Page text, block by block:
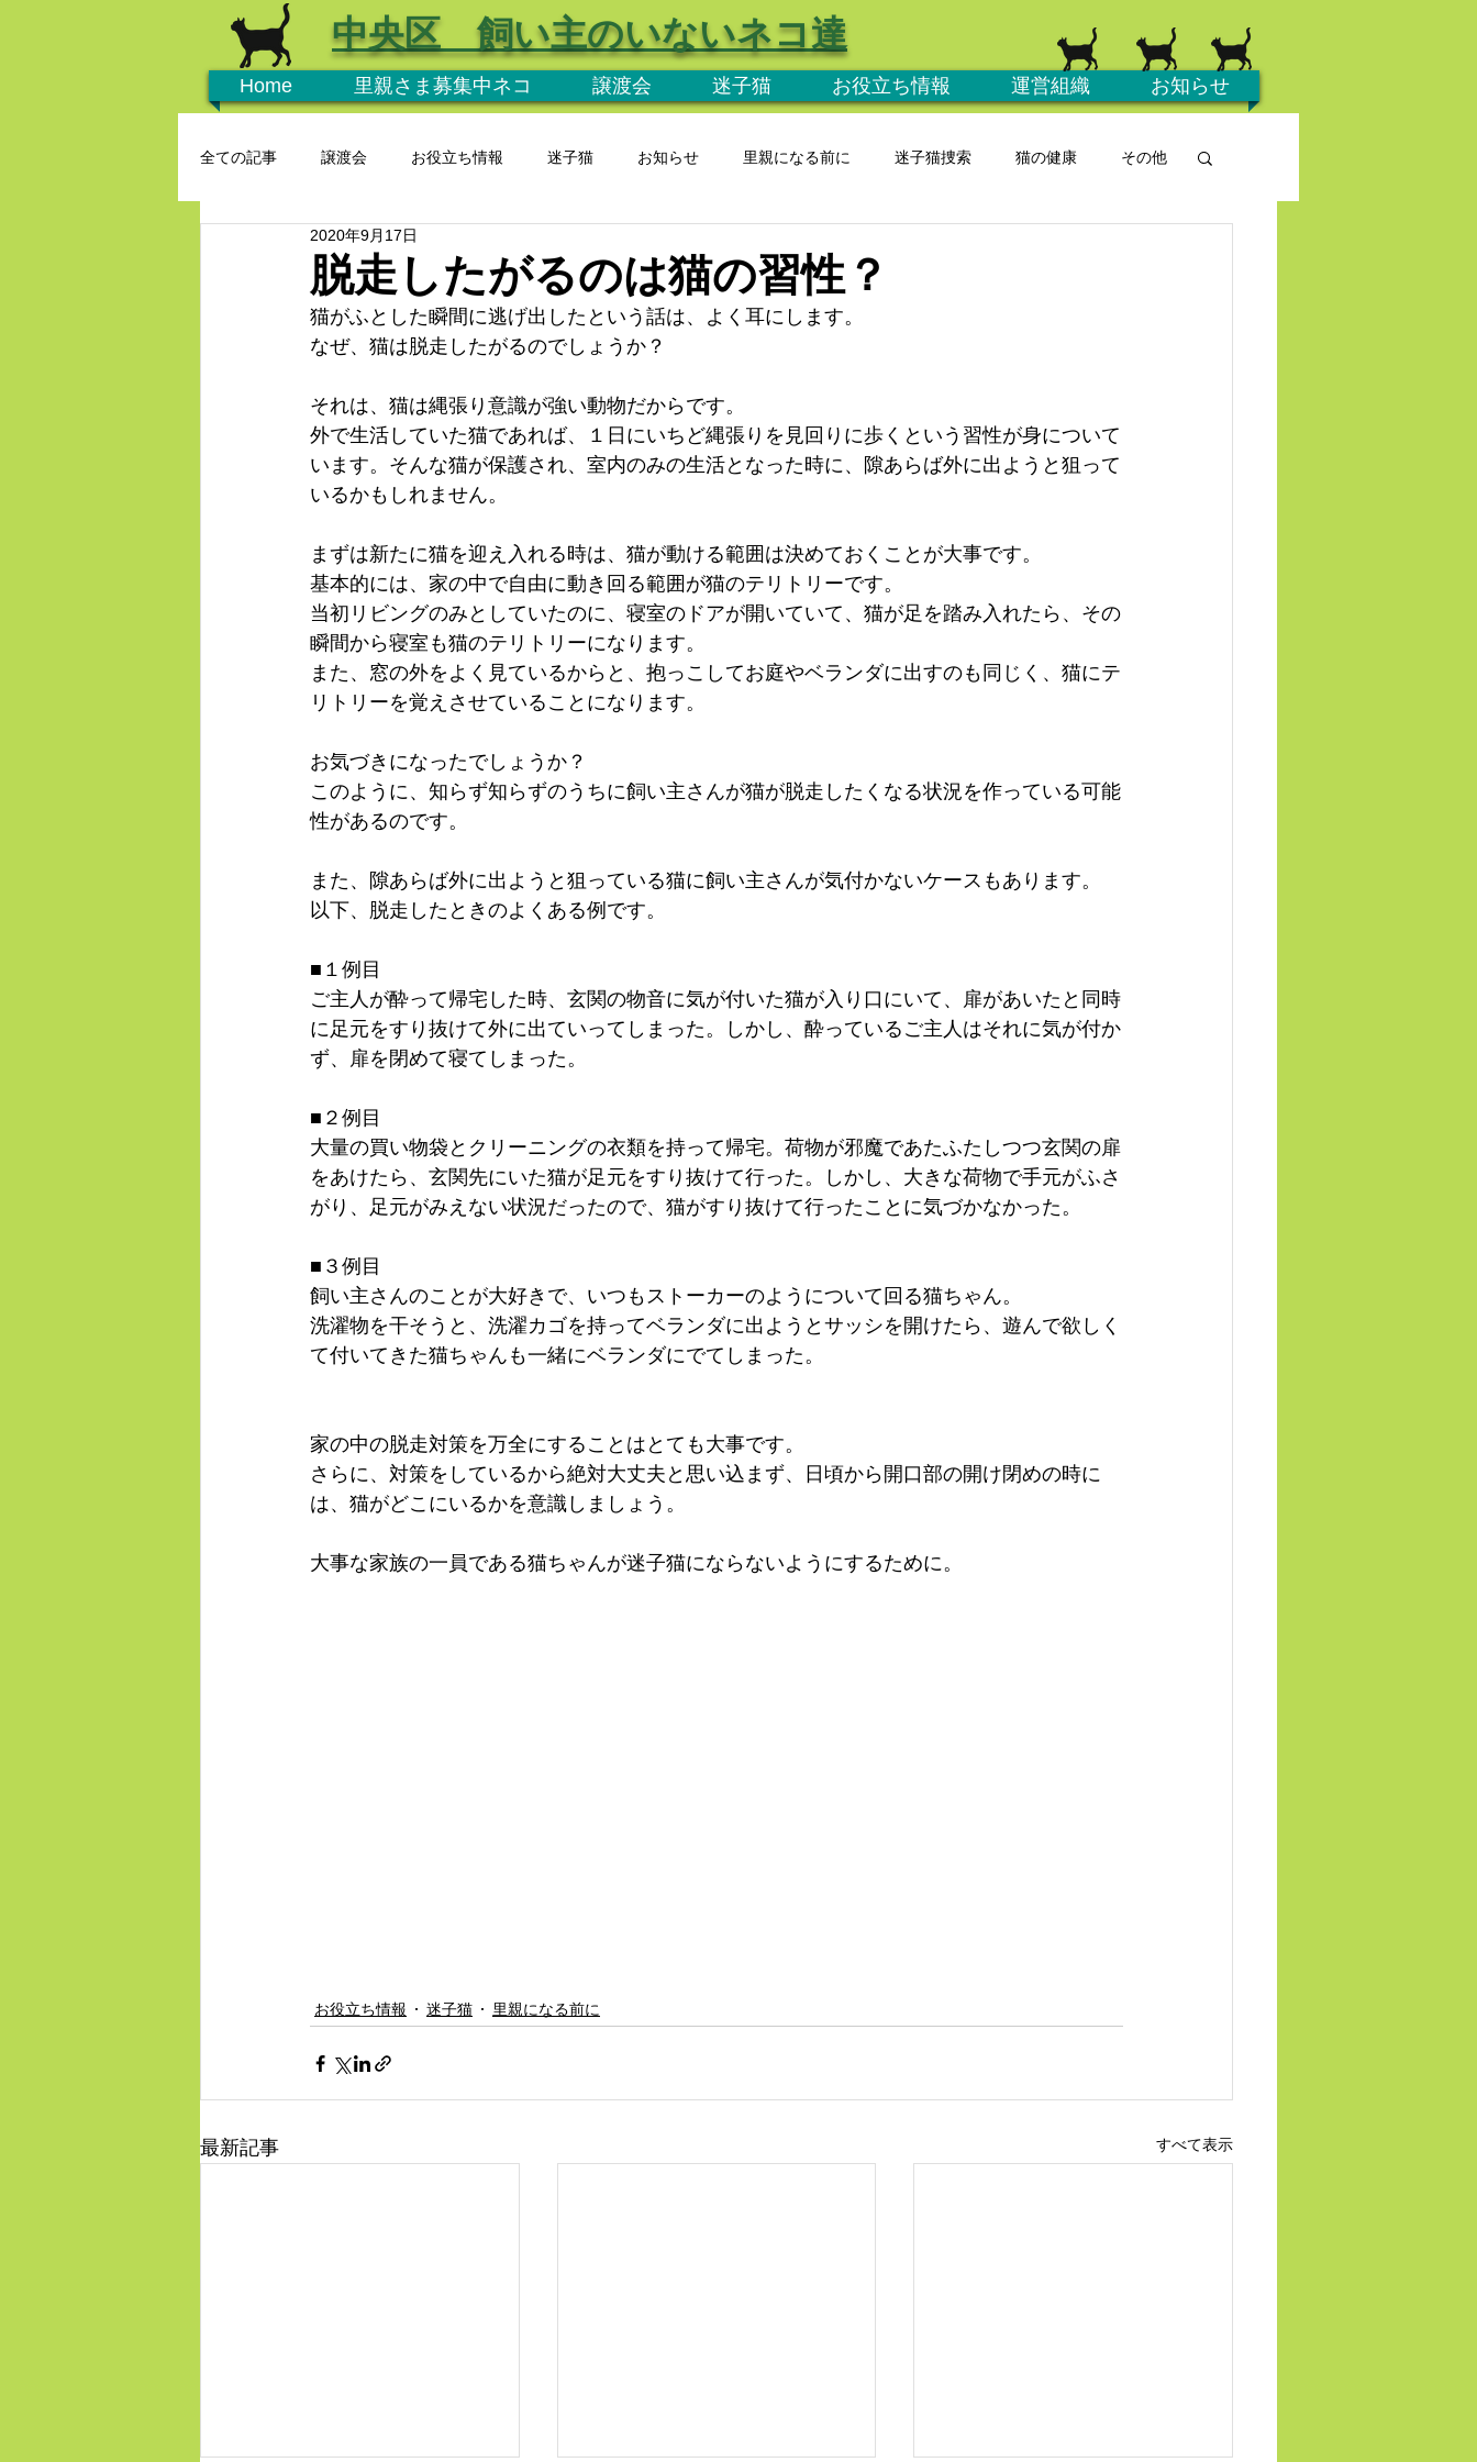
Home 里親さま募集中ネコ 譲渡会 迷子猫 お役立ち情報 運営組織 お知らせ
中央区 飼い主のいないネコ達
全ての記事 譲渡会 お役立ち情報 迷子猫 お知らせ 里親になる前に 迷子猫捜索 猫の健康 その他
脱走したがるのは猫の習性？
2020年9月17日
猫がふとした瞬間に逃げ出したという話は、よく耳にします。
なぜ、猫は脱走したがるのでしょうか？
それは、猫は縄張り意識が強い動物だからです。
外で生活していた猫であれば、１日にいちど縄張りを見回りに歩くという習性が身について
います。そんな猫が保護され、室内のみの生活となった時に、隙あらば外に出ようと狙って
いるかもしれません。
まずは新たに猫を迎え入れる時は、猫が動ける範囲は決めておくことが大事です。
基本的には、家の中で自由に動き回る範囲が猫のテリトリーです。
当初リビングのみとしていたのに、寝室のドアが開いていて、猫が足を踏み入れたら、その
瞬間から寝室も猫のテリトリーになります。
また、窓の外をよく見ているからと、抱っこしてお庭やベランダに出すのも同じく、猫にテ
リトリーを覚えさせていることになります。
お気づきになったでしょうか？
このように、知らず知らずのうちに飼い主さんが猫が脱走したくなる状況を作っている可能
性があるのです。
また、隙あらば外に出ようと狙っている猫に飼い主さんが気付かないケースもあります。
以下、脱走したときのよくある例です。
■１例目
ご主人が酔って帰宅した時、玄関の物音に気が付いた猫が入り口にいて、扉があいたと同時
に足元をすり抜けて外に出ていってしまった。しかし、酔っているご主人はそれに気が付か
ず、扉を閉めて寝てしまった。
■２例目
大量の買い物袋とクリーニングの衣類を持って帰宅。荷物が邪魔であたふたしつつ玄関の扉
をあけたら、玄関先にいた猫が足元をすり抜けて行った。しかし、大きな荷物で手元がふさ
がり、足元がみえない状況だったので、猫がすり抜けて行ったことに気づかなかった。
■３例目
飼い主さんのことが大好きで、いつもストーカーのようについて回る猫ちゃん。
洗濯物を干そうと、洗濯カゴを持ってベランダに出ようとサッシを開けたら、遊んで欲しく
て付いてきた猫ちゃんも一緒にベランダにでてしまった。
家の中の脱走対策を万全にすることはとても大事です。
さらに、対策をしているから絶対大丈夫と思い込まず、日頃から開口部の開け閉めの時に
は、猫がどこにいるかを意識しましょう。
大事な家族の一員である猫ちゃんが迷子猫にならないようにするために。
お役立ち情報 迷子猫 里親になる前に
最新記事 すべて表示